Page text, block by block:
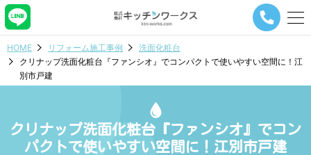
メ
ー
ビ
シ
ョ
HOME リフォーム施工事例
洗面化粧台
クリナップ洗面化粧台『ファンシオ』でコンパクトで使いやすい空間に！江
別市戸建
クリナップ洗面化粧台『ファンシオ』でコン
パクトで使いやすい空間に！江別市戸建